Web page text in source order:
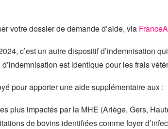
votre dossier de demande d’aide, via
c’est un autre dispositif d’indemnisation
est identique pour les frais
pour apporter une aide supplémentaire aux :
plus impactés par la MHE (Ariège, Gers,
de bovins identifiées comme foyer